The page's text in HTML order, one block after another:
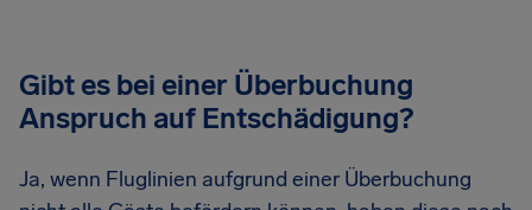
Gibt es bei einer Überbuchung
Anspruch auf Entschädigung?
Ja, wenn Fluglinien aufgrund einer Überbuchung